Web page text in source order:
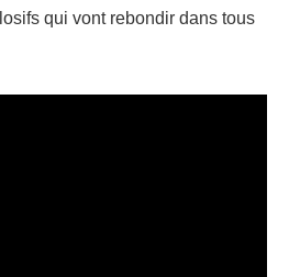
qui vont rebondir dans tous